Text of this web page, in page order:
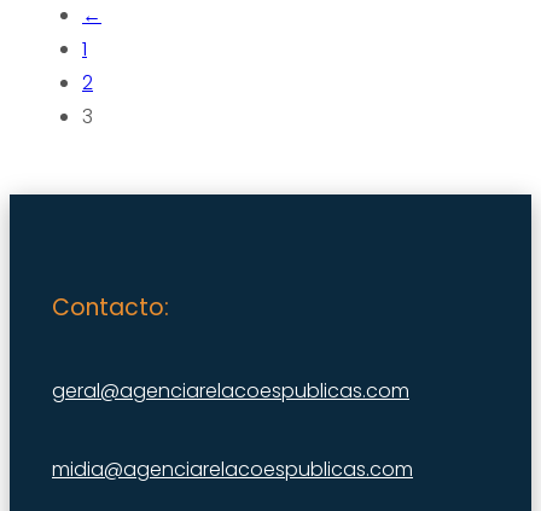
←
1
2
3
Contacto:
geral@agenciarelacoespublicas.com
midia@agenciarelacoespublicas.com